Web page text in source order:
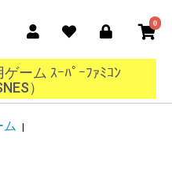
0
ーム ｽｰﾊﾟｰﾌｧﾐｺﾝ
）
ム